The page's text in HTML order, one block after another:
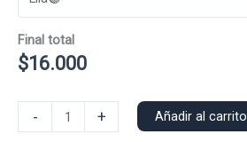
Final total
$16.000
-
Polo
+ Añadir al carrito